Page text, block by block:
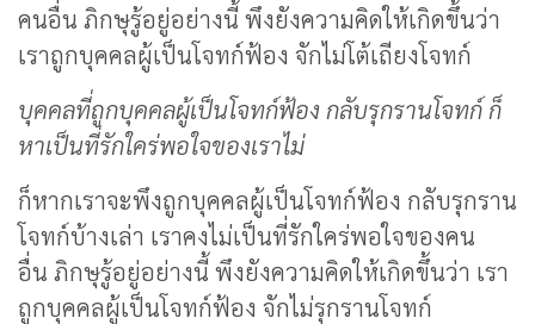
คนอื่น ภิกษุรู้อยู่อย่างนี้ พึงยังความคิดให้เกิดขึ้นว่า
เราถูกบุคคลผู้เป็นโจทก์ฟ้อง จักไม่โต้เถียงโจทก์
บุคคลที่ถูกบุคคลผู้เป็นโจทก์ฟ้อง กลับรุกรานโจทก์ ก็
หาเป็นที่รักใคร่พอใจของเราไม่
ก็หากเราจะพึงถูกบุคคลผู้เป็นโจทก์ฟ้อง กลับรุกราน
โจทก์บ้างเล่า เราคงไม่เป็นที่รักใคร่พอใจของคน
อื่น ภิกษุรู้อยู่อย่างนี้ พึงยังความคิดให้เกิดขึ้นว่า เรา
ถูกบุคคลผู้เป็นโจทก์ฟ้อง จักไม่รุกรานโจทก์